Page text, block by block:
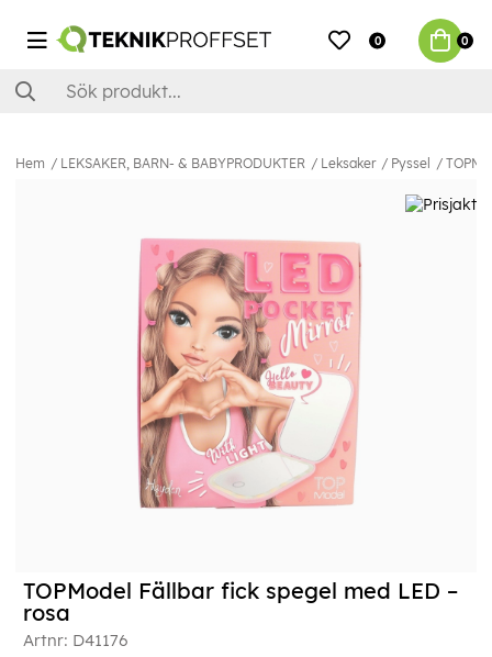
0 0
Hem LEKSAKER, BARN- & BABYPRODUKTER Leksaker Pyssel
TOPModel Fällbar fick spegel med LED –
rosa
Artnr: D41176